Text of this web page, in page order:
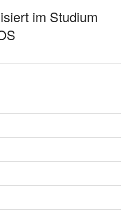
im Studium